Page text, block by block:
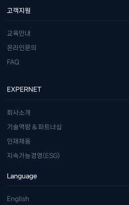
고객지원
교육안내
온라인문의
FAQ
EXPERNET
회사소개
기술역량 & 파트너십
인재채용
지속가능경영(ESG)
Language
English